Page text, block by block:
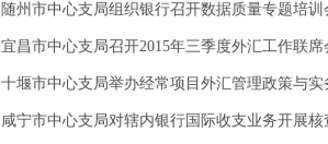
随州市中心支局组织银行召开数据质量专题培训
宜昌市中心支局召开2015年三季度外汇工作联席
十堰市中心支局举办经常项目外汇管理政策与实
咸宁市中心支局对辖内银行国际收支业务开展核